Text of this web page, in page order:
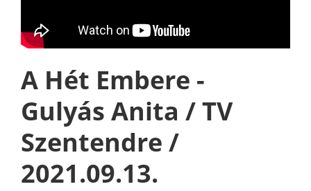
A Hét Embere -
Gulyás Anita / TV
Szentendre /
2021.09.13.